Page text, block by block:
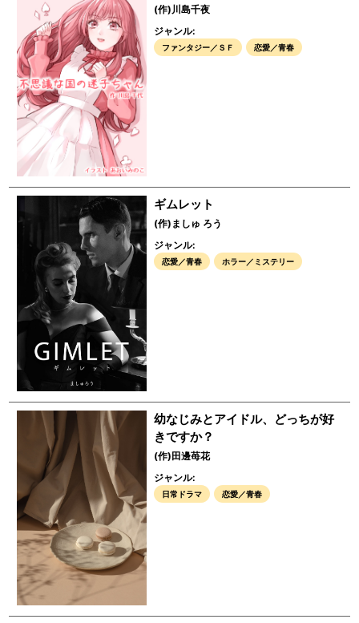
(作)川島千夜
ジャンル:
ファンタジー／ＳＦ 恋愛／青春
ギムレット
(作)ましゅ ろう
ジャンル:
恋愛／青春 ホラー／ミステリー
幼なじみとアイドル、どっちが好
きですか？
(作)田邊苺花
ジャンル:
日常ドラマ 恋愛／青春